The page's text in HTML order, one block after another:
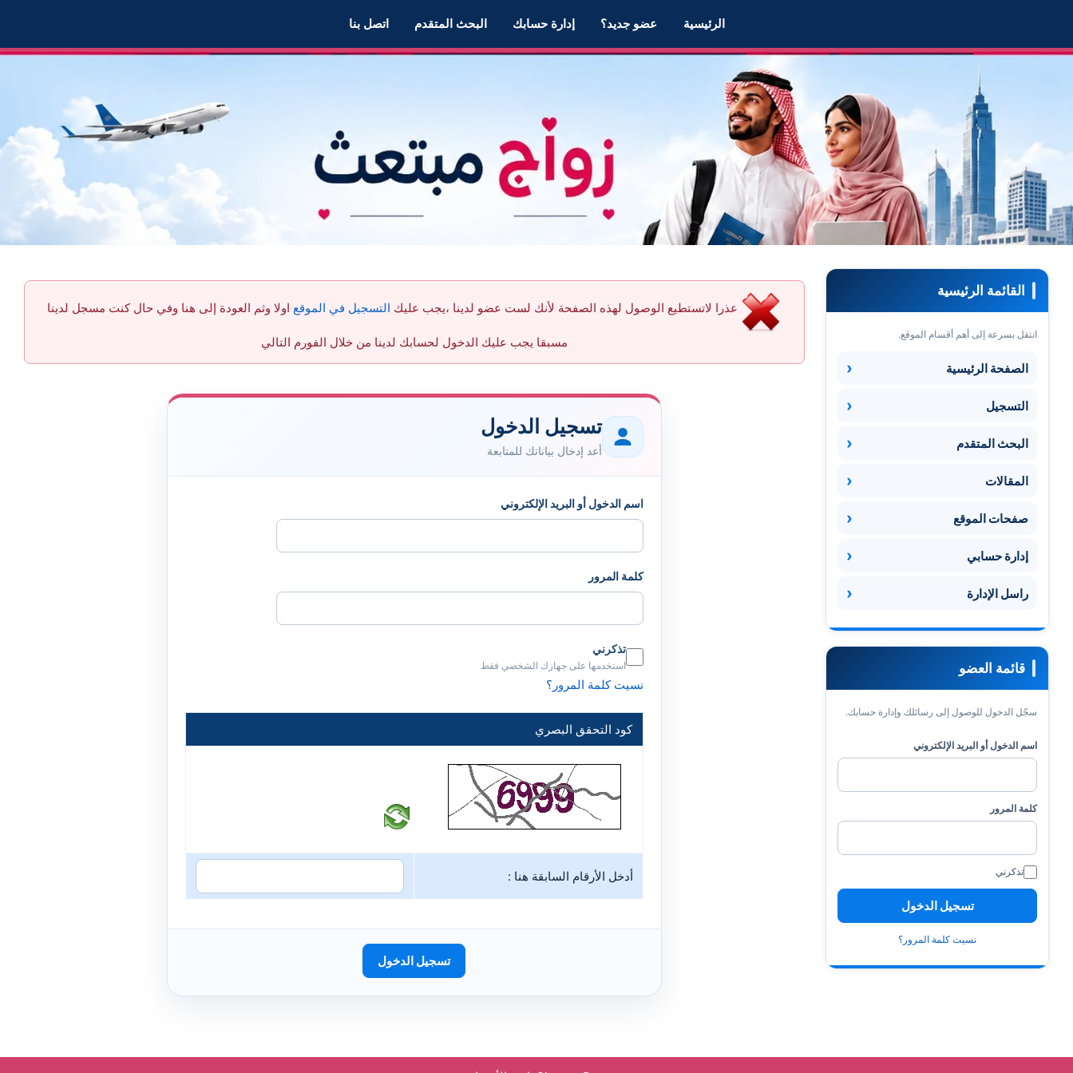
الرئيسية عضو جديد؟ إدارة حسابك البحث المتقدم اتصل بنا
عذرا لاتستطيع الوصول لهذه الصفحة لأنك لست عضو لدينا ،يجب عليك التسجيل في الموقع اولا وثم العودة إلى هنا وفي حال كنت مسجل لدينا
مسبقا يجب عليك الدخول لحسابك لدينا من خلال الفورم التالي
تسجيل الدخول
أعد إدخال بياناتك للمتابعة
اسم الدخول أو البريد الإلكتروني
كلمة المرور
تذكرني
استخدمها على جهازك الشخصي فقط
نسيت كلمة المرور؟
كود التحقق البصري
أدخل الأرقام السابقة هنا :
القائمة الرئيسية
انتقل بسرعة إلى أهم أقسام الموقع.
الصفحة الرئيسية
التسجيل
البحث المتقدم
المقالات
صفحات الموقع
إدارة حسابي
راسل الإدارة
قائمة العضو
سجّل الدخول للوصول إلى رسائلك وإدارة حسابك.
اسم الدخول أو البريد الإلكتروني
كلمة المرور
تذكرني
نسيت كلمة المرور؟